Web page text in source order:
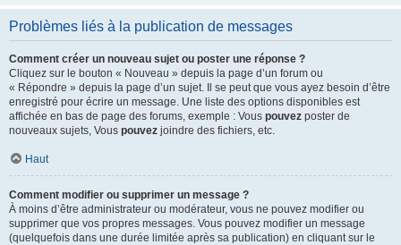
Problèmes liés à la publication de messages
Comment créer un nouveau sujet ou poster une réponse ?
Cliquez sur le bouton « Nouveau » depuis la page d’un forum ou
« Répondre » depuis la page d’un sujet. Il se peut que vous ayez besoin d’être
enregistré pour écrire un message. Une liste des options disponibles est
affichée en bas de page des forums, exemple : Vous pouvez poster de
nouveaux sujets, Vous pouvez joindre des fichiers, etc.
Haut
Comment modifier ou supprimer un message ?
À moins d’être administrateur ou modérateur, vous ne pouvez modifier ou
supprimer que vos propres messages. Vous pouvez modifier un message
(quelquefois dans une durée limitée après sa publication) en cliquant sur le